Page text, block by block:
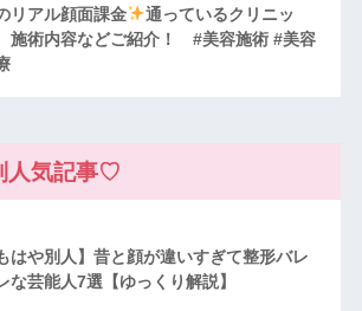
リアル顔面課金
通っているクリニッ
施術内容などご紹介！ #美容施術 #美容
人気記事♡
はや別人】昔と顔が違いすぎて整形バレ
な芸能人7選【ゆっくり解説】